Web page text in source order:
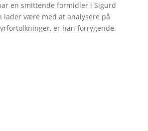
en smittende formidler i Sigurd
lader være med at analysere på
er han forrygende.